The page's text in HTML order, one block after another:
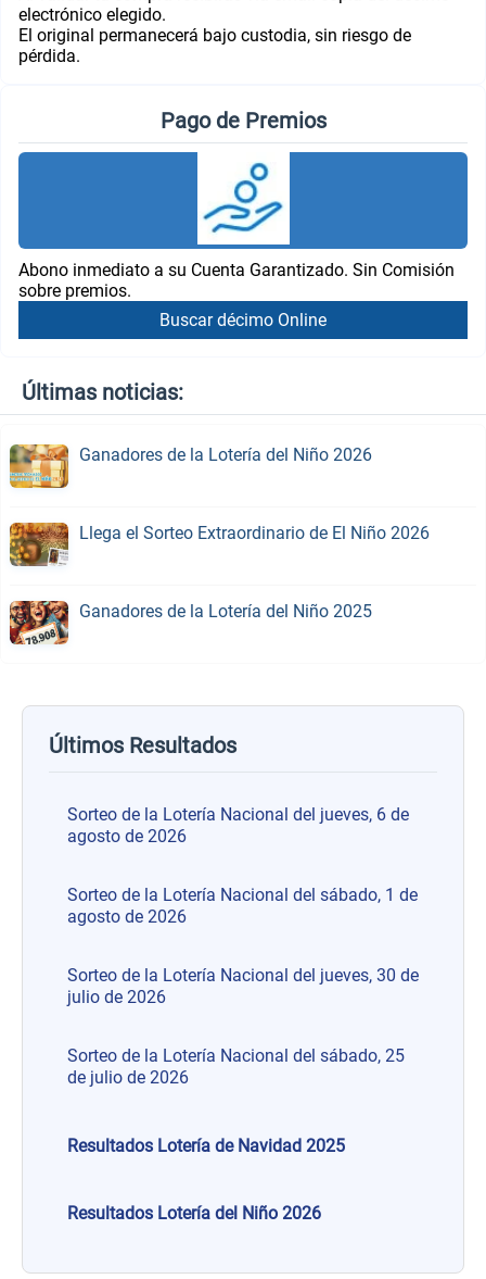
electrónico elegido.
El original permanecerá bajo custodia, sin riesgo de
pérdida.
Pago de Premios
Abono inmediato a su Cuenta Garantizado. Sin Comisión
sobre premios.
Buscar décimo Online
Últimas noticias:
Ganadores de la Lotería del Niño 2026
Llega el Sorteo Extraordinario de El Niño 2026
Ganadores de la Lotería del Niño 2025
Últimos Resultados
Sorteo de la Lotería Nacional del jueves, 6 de
agosto de 2026
Sorteo de la Lotería Nacional del sábado, 1 de
agosto de 2026
Sorteo de la Lotería Nacional del jueves, 30 de
julio de 2026
Sorteo de la Lotería Nacional del sábado, 25
de julio de 2026
Resultados Lotería de Navidad 2025
Resultados Lotería del Niño 2026